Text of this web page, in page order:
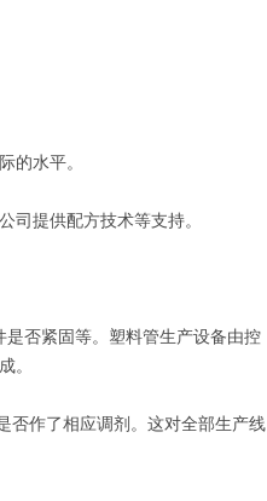
的水平。
提供配方技术等支持。
否紧固等。塑料管生产设备由控
。
作了相应调剂。这对全部生产线